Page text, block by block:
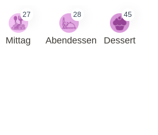
27
Mittag
28
Abendessen
45
Dessert